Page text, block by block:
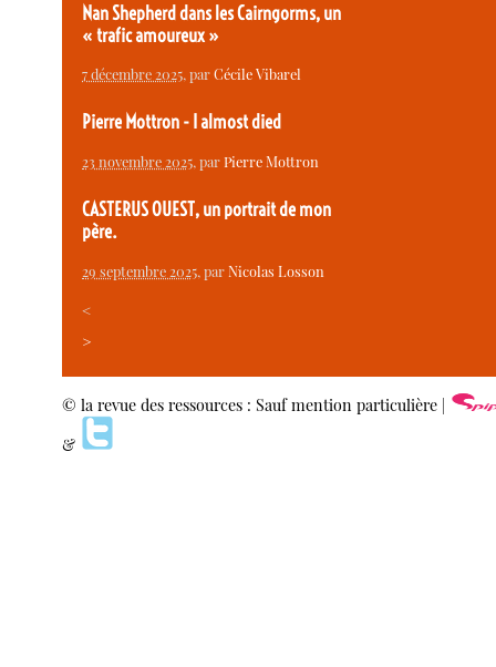
Nan Shepherd dans les Cairngorms, un
« trafic amoureux »
7 décembre 2025, parCécile Vibarel
Pierre Mottron - I almost died
23 novembre 2025, parPierre Mottron
CASTERUS OUEST, un portrait de mon
père.
29 septembre 2025, parNicolas Losson
<
>
© la revue des ressources : Sauf mention particulière |
&